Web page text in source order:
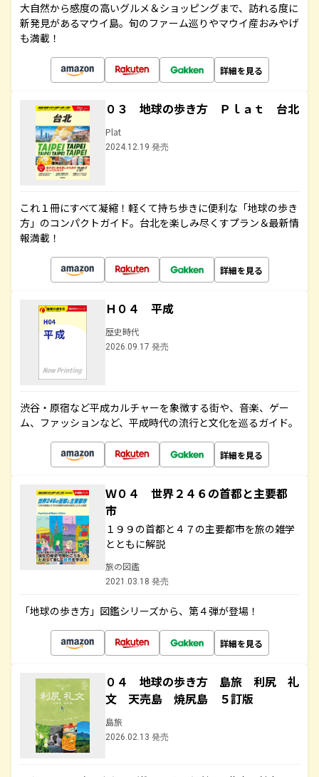
大自然から感度の高いグルメ＆ショッピングまで、訪れる度に
新発見があるマウイ島。旬のファーム巡りやマウイ産おみやげ
も満載！
詳細を見る
０３ 地球の歩き方 Ｐｌａｔ 台北
Plat
2024.12.19 発売
これ１冊にすべて凝縮！軽くて持ち歩きに便利な「地球の歩き
方」のコンパクトガイド。台北を楽しみ尽くすプラン＆最新情
報満載！
詳細を見る
Ｈ０４ 平成
歴史時代
2026.09.17 発売
渋谷・原宿など平成カルチャーを象徴する街や、音楽、ゲー
ム、ファッションなど、平成時代の流行と文化を巡るガイド。
詳細を見る
Ｗ０４ 世界２４６の首都と主要都
市
１９９の首都と４７の主要都市を旅の雑学
とともに解説
旅の図鑑
2021.03.18 発売
「地球の歩き方」図鑑シリーズから、第４弾が登場！
詳細を見る
０４ 地球の歩き方 島旅 利尻 礼
文 天売島 焼尻島 ５訂版
島旅
2026.02.13 発売